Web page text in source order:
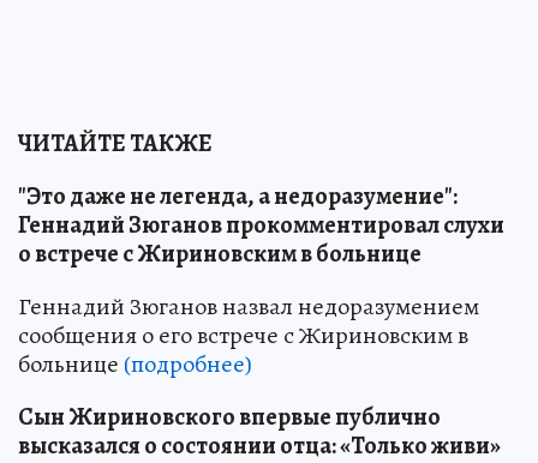
ЧИТАЙТЕ ТАКЖЕ
"Это даже не легенда, а недоразумение":
Геннадий Зюганов прокомментировал слухи
о встрече с Жириновским в больнице
Геннадий Зюганов назвал недоразумением
сообщения о его встрече с Жириновским в
больнице (подробнее)
Сын Жириновского впервые публично
высказался о состоянии отца: «Только живи»